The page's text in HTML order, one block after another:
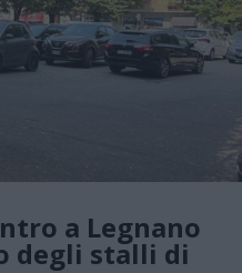
a Legnano
degli stalli di